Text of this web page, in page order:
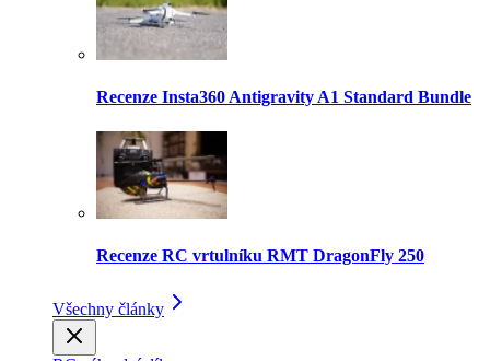
Recenze Insta360 Antigravity A1 Standard Bundle
Recenze RC vrtulníku RMT DragonFly 250
Všechny články